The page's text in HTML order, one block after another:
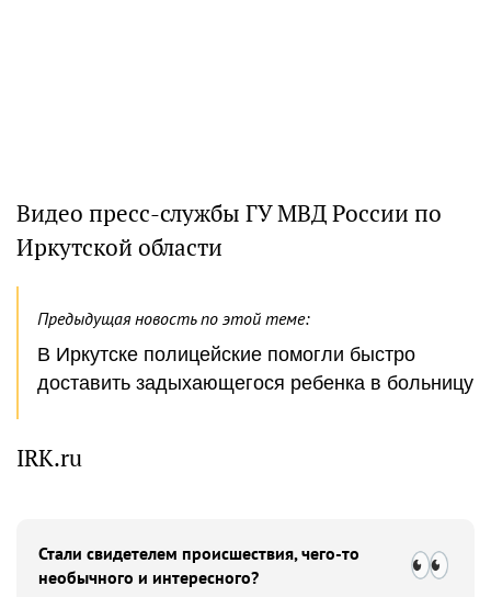
Видео пресс-службы ГУ МВД России по
Иркутской области
Предыдущая новость по этой теме:
В Иркутске полицейские помогли быстро
доставить задыхающегося ребенка в больницу
IRK.ru
Стали свидетелем происшествия, чего-то
необычного и интересного?